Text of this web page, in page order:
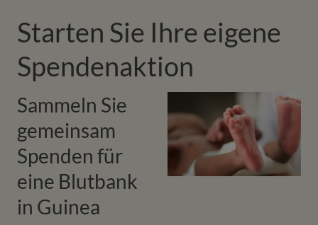
Starten Sie Ihre eigene
Spendenaktion
Sammeln Sie
gemeinsam
Spenden für
eine Blutbank
in Guinea